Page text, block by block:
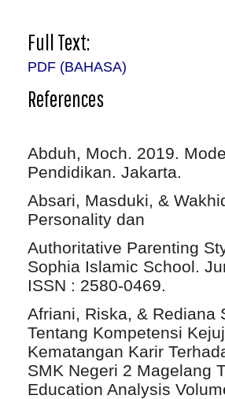
Full Text:
PDF (BAHASA)
References
Abduh, Moch. 2019.
Pendidikan. Jakarta.
Absari, Masduki, &
Personality dan
Authoritative Parenting
Sophia Islamic School.
ISSN : 2580-0469.
Afriani, Riska, & Rediana
Tentang Kompetensi
Kematangan Karir
SMK Negeri 2 Magelang
Education Analysis